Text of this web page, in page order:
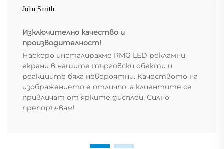
John Smith
Изключително качество и
производителност!
Наскоро инсталирахме RMG LED рекламни
екрани в нашите търговски обекти и
реакциите бяха невероятни. Качеството на
изображението е отличno, а клиентите се
привличат от ярките дисплеи. Силно
препоръчвам!